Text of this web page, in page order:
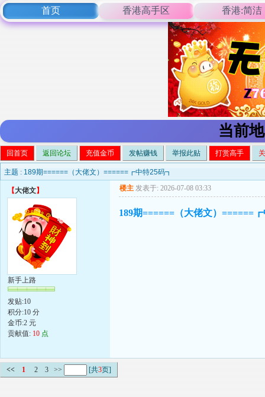
首页 香港高手区 香港:简洁
当前
回首页 返回论坛 充值金币 发帖赚钱 举报此贴 打赏高手
主题 : 189期======（大佬文）======┏中特25码┓
【大佬文】
新手上路
发贴:10
积分:10 分
金币:2 元
贡献值: 10 点
楼主 发表于: 2026-07-08 03:33
189期======（大佬文）
<< 1 2 3 >> [共3页]